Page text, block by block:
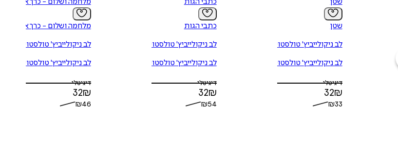
שטן
לב ניקולייביץ' טולסטוי
לב ניקולייביץ' טולסטוי
דיגיטלי
32₪
₪33
כתבי הגות
לב ניקולייביץ' טולסטוי
לב ניקולייביץ' טולסטוי
דיגיטלי
32₪
₪54
מלחמה ושלום - כרך א'
לב ניקולייביץ' טולסטוי
לב ניקולייביץ' טולסטוי
דיגיטלי
32₪
₪46